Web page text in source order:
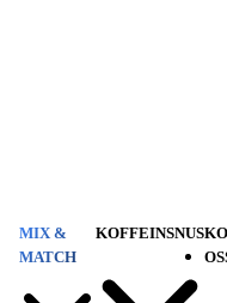
MIX &
MATCH
KOFFEINSNUS